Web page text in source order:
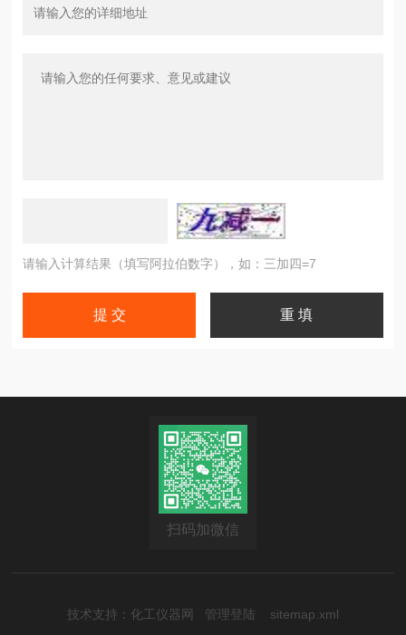
请输入计算结果（填写阿拉伯数字），如：三加四=7
扫码加微信
技术支持： 化工仪器网 管理登陆
sitemap.xml